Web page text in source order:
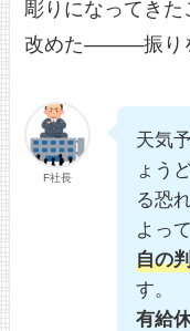
彫りになってき
改めた———振り
F社長
天気
ょう
る恐
よっ
自の
す。
有給